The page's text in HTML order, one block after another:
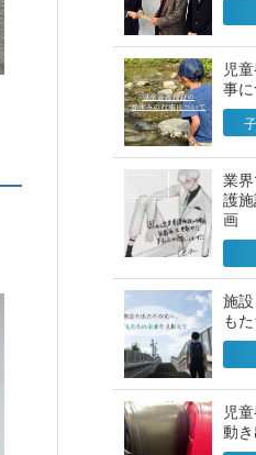
児
事
業
護
画
施
も
児
動